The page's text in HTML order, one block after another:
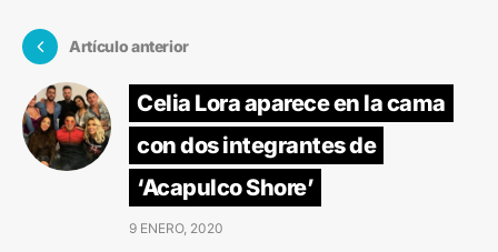
Artículo anterior
Celia Lora aparece en la cama
con dos integrantes de
‘Acapulco Shore’
9 ENERO, 2020